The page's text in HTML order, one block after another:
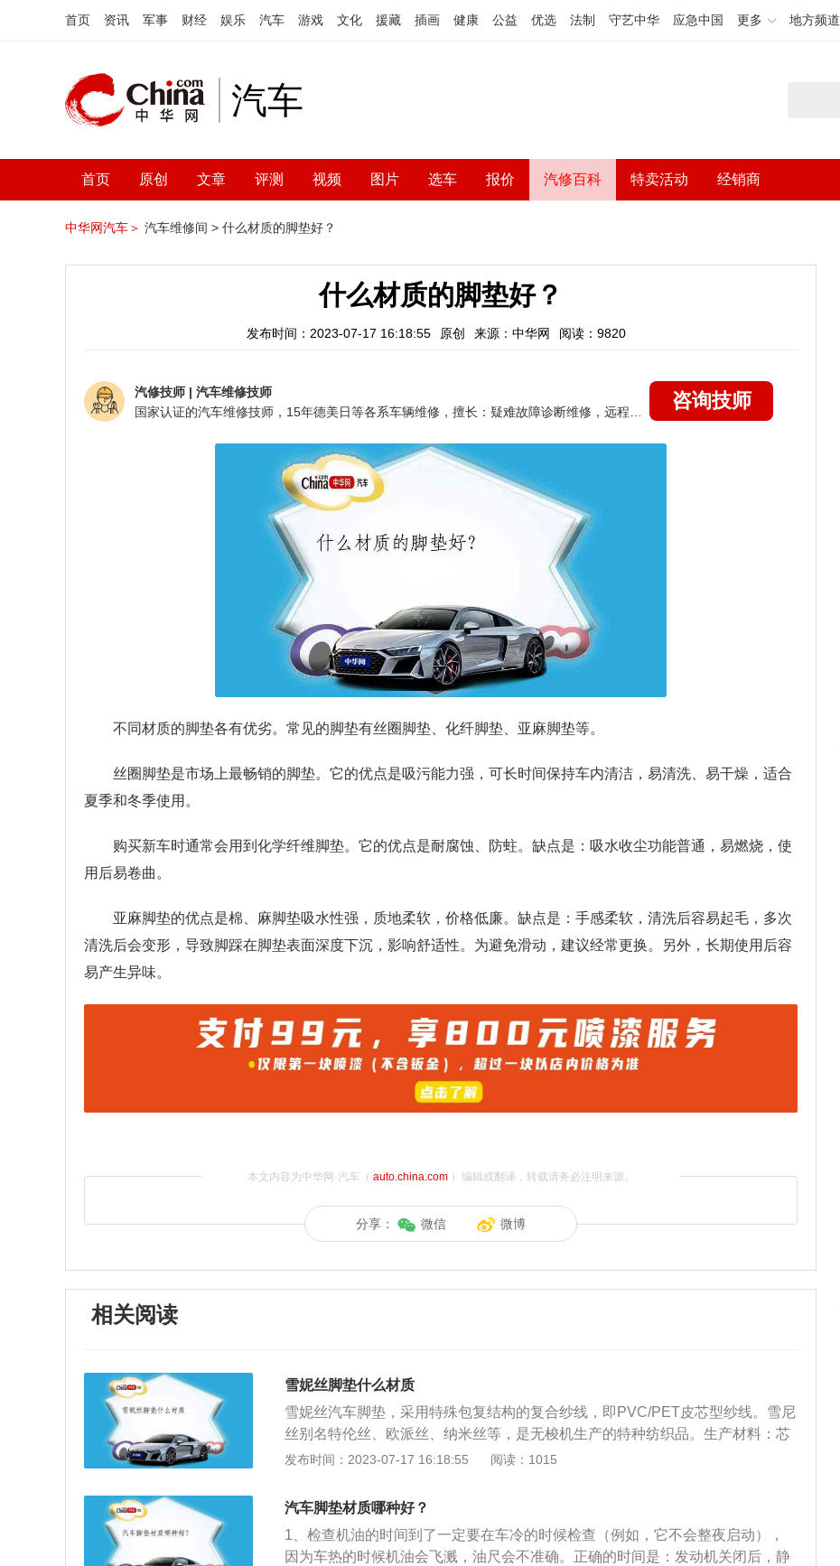
首页 资讯 军事 财经 娱乐 汽车 游戏 文化 援藏 插画 健康 公益 优选 法制 守艺中华 应急中国 更多 地方频道
汽车
首页 原创 文章 评测 视频 图片 选车 报价 汽修百科 特卖活动 经销商
中华网汽车＞ 汽车维修间 > 什么材质的脚垫好？
什么材质的脚垫好？
发布时间：2023-07-17 16:18:55 原创 来源：中华网 阅读：9820
汽修技师 | 汽车维修技师
咨询技师
不同材质的脚垫各有优劣。常见的脚垫有丝圈脚垫、化纤脚垫、亚麻脚垫等。
丝圈脚垫是市场上最畅销的脚垫。它的优点是吸污能力强，可长时间保持车内清洁，易清洗、易干燥，适合
夏季和冬季使用。
购买新车时通常会用到化学纤维脚垫。它的优点是耐腐蚀、防蛀。缺点是：吸水收尘功能普通，易燃烧，使
用后易卷曲。
亚麻脚垫的优点是棉、麻脚垫吸水性强，质地柔软，价格低廉。缺点是：手感柔软，清洗后容易起毛，多次
清洗后会变形，导致脚踩在脚垫表面深度下沉，影响舒适性。为避免滑动，建议经常更换。另外，长期使用后容
易产生异味。
本文内容为中华网·汽车（ auto.china.com）编辑或翻译，转载请务必注明来源。
分享： 微信 微博
相关阅读
雪妮丝脚垫什么材质
雪妮丝汽车脚垫，采用特殊包复结构的复合纱线，即PVC/PET皮芯型纱线。雪尼
丝别名特伦丝、欧派丝、纳米丝等，是无梭机生产的特种纺织品。生产材料：芯
体采用高强度涤纶工业长丝，皮层为耐老化，抗紫外线辐射的聚氯乙烯PVC材
丝应用汽车脚垫上有七大优点：1、随心剪裁、可适用于任何车型大包围中。2、
环保材质无异味，无甲醛。3、经久耐用、超强耐磨。4、清洗方便，使用舒心。
5、安全防滑不偏移。6、脚感软硬舒适。7、防火阻燃。
发布时间：2023-07-17 16:18:55 阅读：1015
汽车脚垫材质哪种好？
1、检查机油的时间到了一定要在车冷的时候检查（例如，它不会整夜启动），
因为车热的时候机油会飞溅，油尺会不准确。正确的时间是：发动机关闭后，静